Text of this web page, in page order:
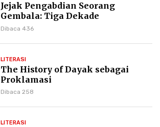
Jejak Pengabdian Seorang
Gembala: Tiga Dekade
Kepemimpinan Pdt. Dr. Yulius
Dibaca 436
LITERASI
The History of Dayak sebagai
Proklamasi
Dibaca 258
LITERASI